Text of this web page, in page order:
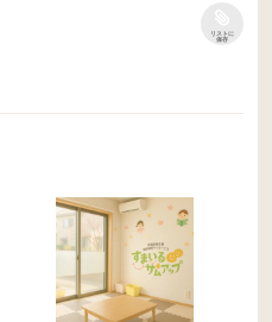
リストに
保存